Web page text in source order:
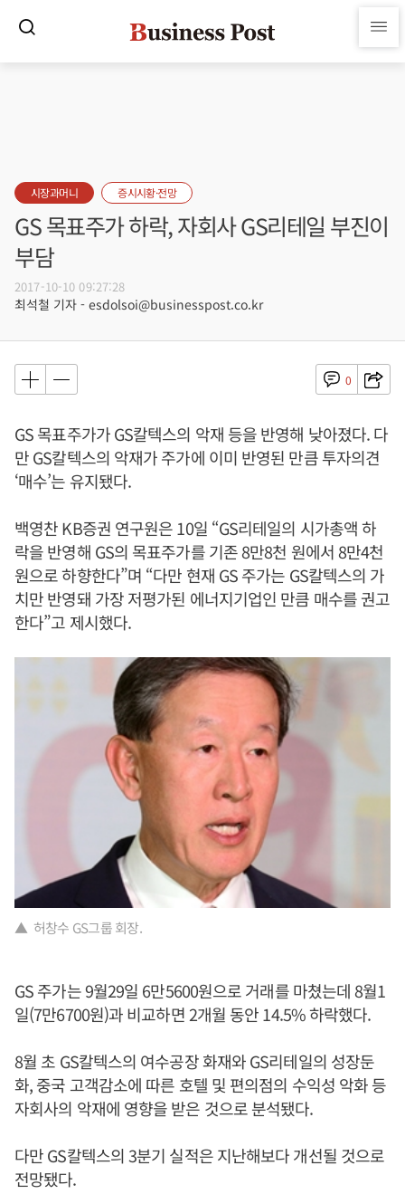
시장과머니 증시시황·전망
GS 목표주가 하락, 자회사 GS리테일 부진이
부담
2017-10-10 09:27:28
최석철 기자 - esdolsoi@businesspost.co.kr
0
GS 목표주가가 GS칼텍스의 악재 등을 반영해 낮아졌다. 다
만 GS칼텍스의 악재가 주가에 이미 반영된 만큼 투자의견
‘매수’는 유지됐다.
백영찬 KB증권 연구원은 10일 “GS리테일의 시가총액 하
락을 반영해 GS의 목표주가를 기존 8만8천 원에서 8만4천
원으로 하향한다”며 “다만 현재 GS 주가는 GS칼텍스의 가
치만 반영돼 가장 저평가된 에너지기업인 만큼 매수를 권고
한다”고 제시했다.
▲ 허창수 GS그룹 회장.
GS 주가는 9월29일 6만5600원으로 거래를 마쳤는데 8월1
일(7만6700원)과 비교하면 2개월 동안 14.5% 하락했다.
8월 초 GS칼텍스의 여수공장 화재와 GS리테일의 성장둔
화, 중국 고객감소에 따른 호텔 및 편의점의 수익성 악화 등
자회사의 악재에 영향을 받은 것으로 분석됐다.
다만 GS칼텍스의 3분기 실적은 지난해보다 개선될 것으로
전망됐다.